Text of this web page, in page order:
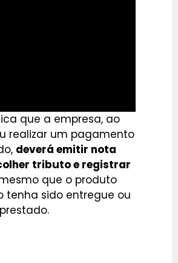
que a empresa, ao
realizar um pagamento
deverá emitir nota
tributo e registrar
que o produto
tenha sido entregue ou